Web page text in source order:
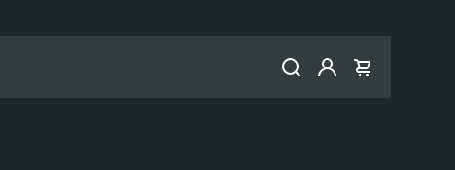
KontoWarenkorb